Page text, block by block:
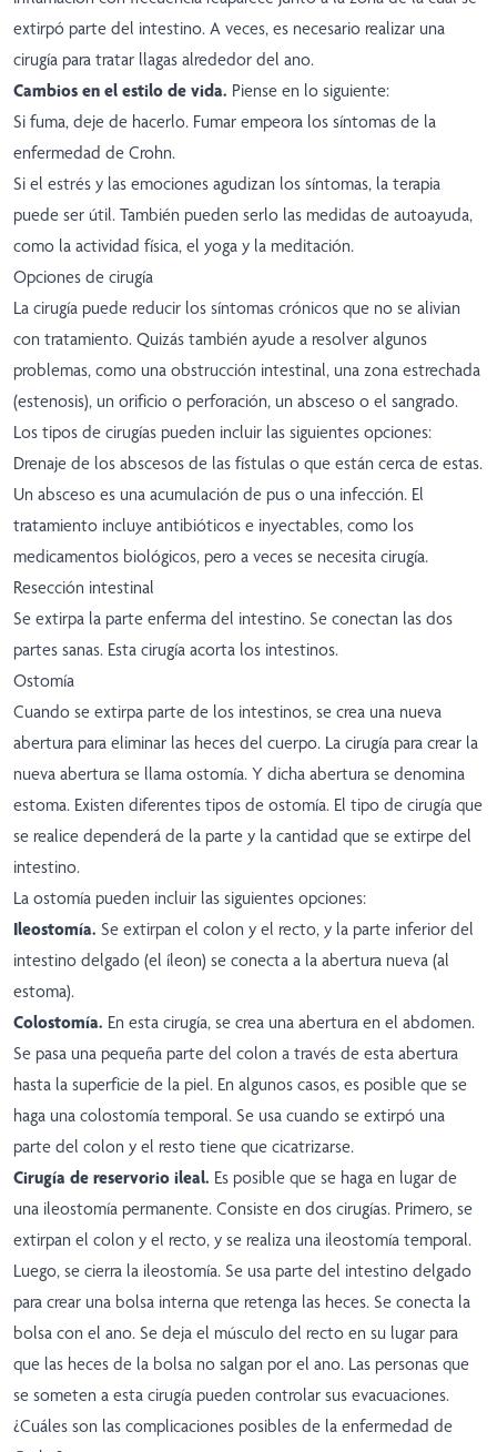
extirpó parte del intestino. A veces, es necesario realizar una
cirugía para tratar llagas alrededor del ano.
Cambios en el estilo de vida. Piense en lo siguiente:
Si fuma, deje de hacerlo. Fumar empeora los síntomas de la
enfermedad de Crohn.
Si el estrés y las emociones agudizan los síntomas, la terapia
puede ser útil. También pueden serlo las medidas de autoayuda,
como la actividad física, el yoga y la meditación.
Opciones de cirugía
La cirugía puede reducir los síntomas crónicos que no se alivian
con tratamiento. Quizás también ayude a resolver algunos
problemas, como una obstrucción intestinal, una zona estrechada
(estenosis), un orificio o perforación, un absceso o el sangrado.
Los tipos de cirugías pueden incluir las siguientes opciones:
Drenaje de los abscesos de las fístulas o que están cerca de estas.
Un absceso es una acumulación de pus o una infección. El
tratamiento incluye antibióticos e inyectables, como los
medicamentos biológicos, pero a veces se necesita cirugía.
Resección intestinal
Se extirpa la parte enferma del intestino. Se conectan las dos
partes sanas. Esta cirugía acorta los intestinos.
Ostomía
Cuando se extirpa parte de los intestinos, se crea una nueva
abertura para eliminar las heces del cuerpo. La cirugía para crear la
nueva abertura se llama ostomía. Y dicha abertura se denomina
estoma. Existen diferentes tipos de ostomía. El tipo de cirugía que
se realice dependerá de la parte y la cantidad que se extirpe del
intestino.
La ostomía pueden incluir las siguientes opciones:
Ileostomía. Se extirpan el colon y el recto, y la parte inferior del
intestino delgado (el íleon) se conecta a la abertura nueva (al
estoma).
Colostomía. En esta cirugía, se crea una abertura en el abdomen.
Se pasa una pequeña parte del colon a través de esta abertura
hasta la superficie de la piel. En algunos casos, es posible que se
haga una colostomía temporal. Se usa cuando se extirpó una
parte del colon y el resto tiene que cicatrizarse.
Cirugía de reservorio ileal. Es posible que se haga en lugar de
una ileostomía permanente. Consiste en dos cirugías. Primero, se
extirpan el colon y el recto, y se realiza una ileostomía temporal.
Luego, se cierra la ileostomía. Se usa parte del intestino delgado
para crear una bolsa interna que retenga las heces. Se conecta la
bolsa con el ano. Se deja el músculo del recto en su lugar para
que las heces de la bolsa no salgan por el ano. Las personas que
se someten a esta cirugía pueden controlar sus evacuaciones.
¿Cuáles son las complicaciones posibles de la enfermedad de